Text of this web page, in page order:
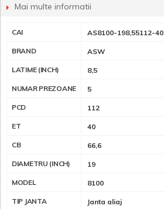
Mai multe informatii
CAI AS8100-198,55112-40
BRAND ASW
LATIME (INCH) 8,5
NUMAR PREZOANE 5
PCD 112
ET 40
CB 66,6
DIAMETRU (INCH) 19
MODEL 8100
TIP JANTA Janta aliaj